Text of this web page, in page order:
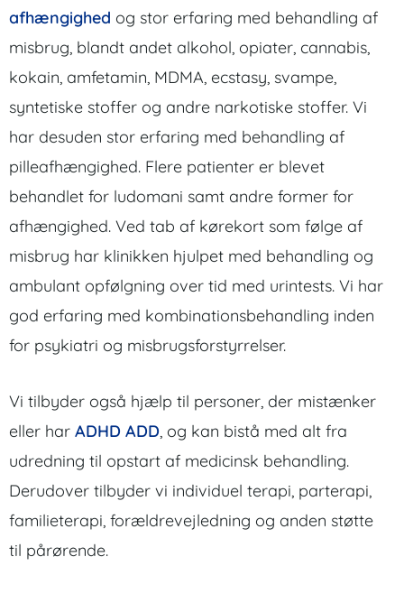
afhængighed og stor erfaring med behandling af
misbrug, blandt andet alkohol, opiater, cannabis,
kokain, amfetamin, MDMA, ecstasy, svampe,
syntetiske stoffer og andre narkotiske stoffer. Vi
har desuden stor erfaring med behandling af
pilleafhængighed. Flere patienter er blevet
behandlet for ludomani samt andre former for
afhængighed. Ved tab af kørekort som følge af
misbrug har klinikken hjulpet med behandling og
ambulant opfølgning over tid med urintests. Vi har
god erfaring med kombinationsbehandling inden
for psykiatri og misbrugsforstyrrelser.
Vi tilbyder også hjælp til personer, der mistænker
eller har ADHD ADD, og kan bistå med alt fra
udredning til opstart af medicinsk behandling.
Derudover tilbyder vi individuel terapi, parterapi,
familieterapi, forældrevejledning og anden støtte
til pårørende.